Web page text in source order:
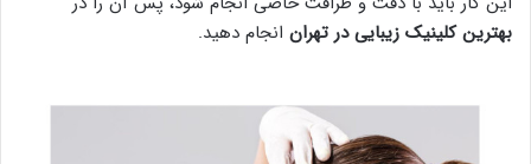
بهترین کلینیک زیبایی در تهران انجام دهید.